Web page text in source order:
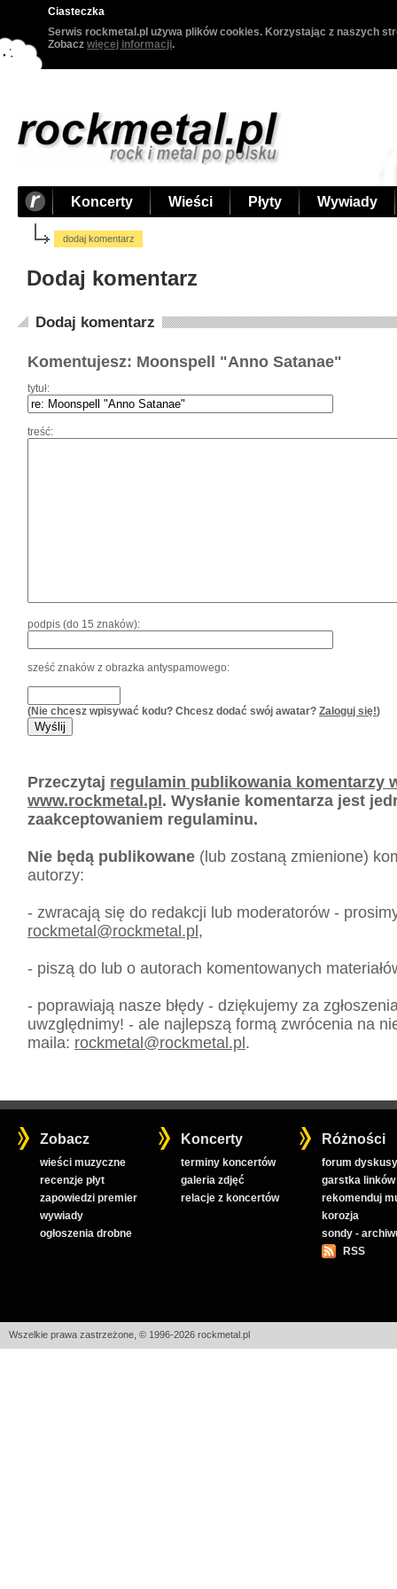
Ciasteczka
Serwis rockmetal.pl używa plików cookies. Korzystając z naszych
Zobacz więcej informacji.
Koncerty Wieści Płyty Wywiady
dodaj komentarz
Dodaj komentarz
Dodaj komentarz
Komentujesz: Moonspell "Anno Satanae"
tytuł:
treść:
podpis (do 15 znaków):
sześć znaków z obrazka antyspamowego:
(Nie chcesz wpisywać kodu? Chcesz dodać swój awatar? Zaloguj się!)
Przeczytaj regulamin publikowania komentarzy
www.rockmetal.pl. Wysłanie komentarza jest
zaakceptowaniem regulaminu.
Nie będą publikowane (lub zostaną zmienione)
autorzy:
- zwracają się do redakcji lub moderatorów -
rockmetal@rockmetal.pl,
- piszą do lub o autorach komentowanych
- poprawiają nasze błędy - dziękujemy za
uwzględnimy! - ale najlepszą formą zwrócenia na
maila: rockmetal@rockmetal.pl.
Zobacz
wieści muzyczne
recenzje płyt
zapowiedzi premier
wywiady
ogłoszenia drobne
Koncerty
terminy koncertów
galeria zdjęć
relacje z koncertów
Różności
forum
garstka linków
rekomenduj
korozja
sondy -
RSS
Wszelkie prawa zastrzeżone, © 1996-2026 rockmetal.pl